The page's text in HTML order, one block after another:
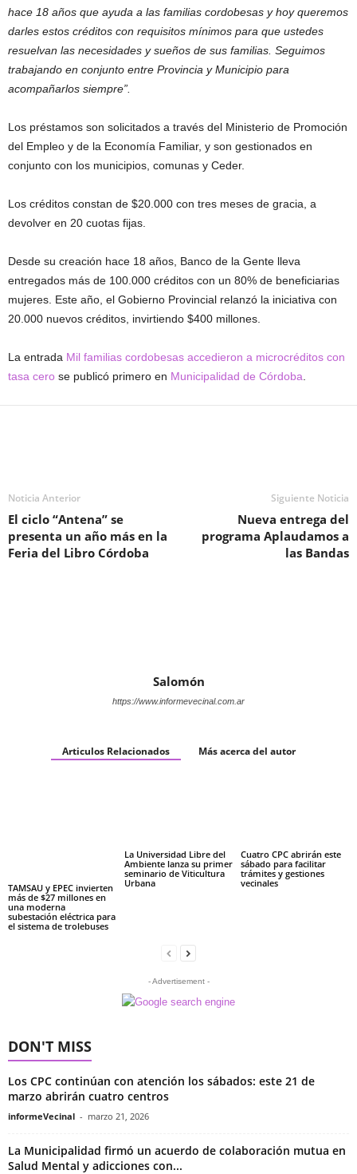
hace 18 años que ayuda a las familias cordobesas y hoy queremos
darles estos créditos con requisitos mínimos para que ustedes
resuelvan las necesidades y sueños de sus familias. Seguimos
trabajando en conjunto entre Provincia y Municipio para
acompañarlos siempre”.
Los préstamos son solicitados a través del Ministerio de Promoción
del Empleo y de la Economía Familiar, y son gestionados en
conjunto con los municipios, comunas y Ceder.
Los créditos constan de $20.000 con tres meses de gracia, a
devolver en 20 cuotas fijas.
Desde su creación hace 18 años, Banco de la Gente lleva
entregados más de 100.000 créditos con un 80% de beneficiarias
mujeres. Este año, el Gobierno Provincial relanzó la iniciativa con
20.000 nuevos créditos, invirtiendo $400 millones.
La entrada Mil familias cordobesas accedieron a microcréditos con
tasa cero se publicó primero en Municipalidad de Córdoba
Noticia Anterior
El ciclo “Antena” se
presenta un año más en la
Feria del Libro Córdoba
Siguiente Noticia
Nueva entrega del
programa Aplaudamos a
las Bandas
Salomón
https://www.informevecinal.com.ar
Articulos Relacionados Más acerca del autor
TAMSAU y EPEC invierten
más de $27 millones en
una moderna
subestación eléctrica para
el sistema de trolebuses
La Universidad Libre del
Ambiente lanza su primer
seminario de Viticultura
Urbana
Cuatro CPC abrirán este
sábado para facilitar
trámites y gestiones
vecinales
- Advertisement -
DON'T MISS
Los CPC continúan con atención los sábados: este 21 de
marzo abrirán cuatro centros
informeVecinal - marzo 21, 2026
La Municipalidad firmó un acuerdo de colaboración mutua en
Salud Mental y adicciones con...